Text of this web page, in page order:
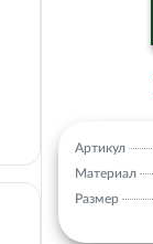
Артикул
Материал
Размер